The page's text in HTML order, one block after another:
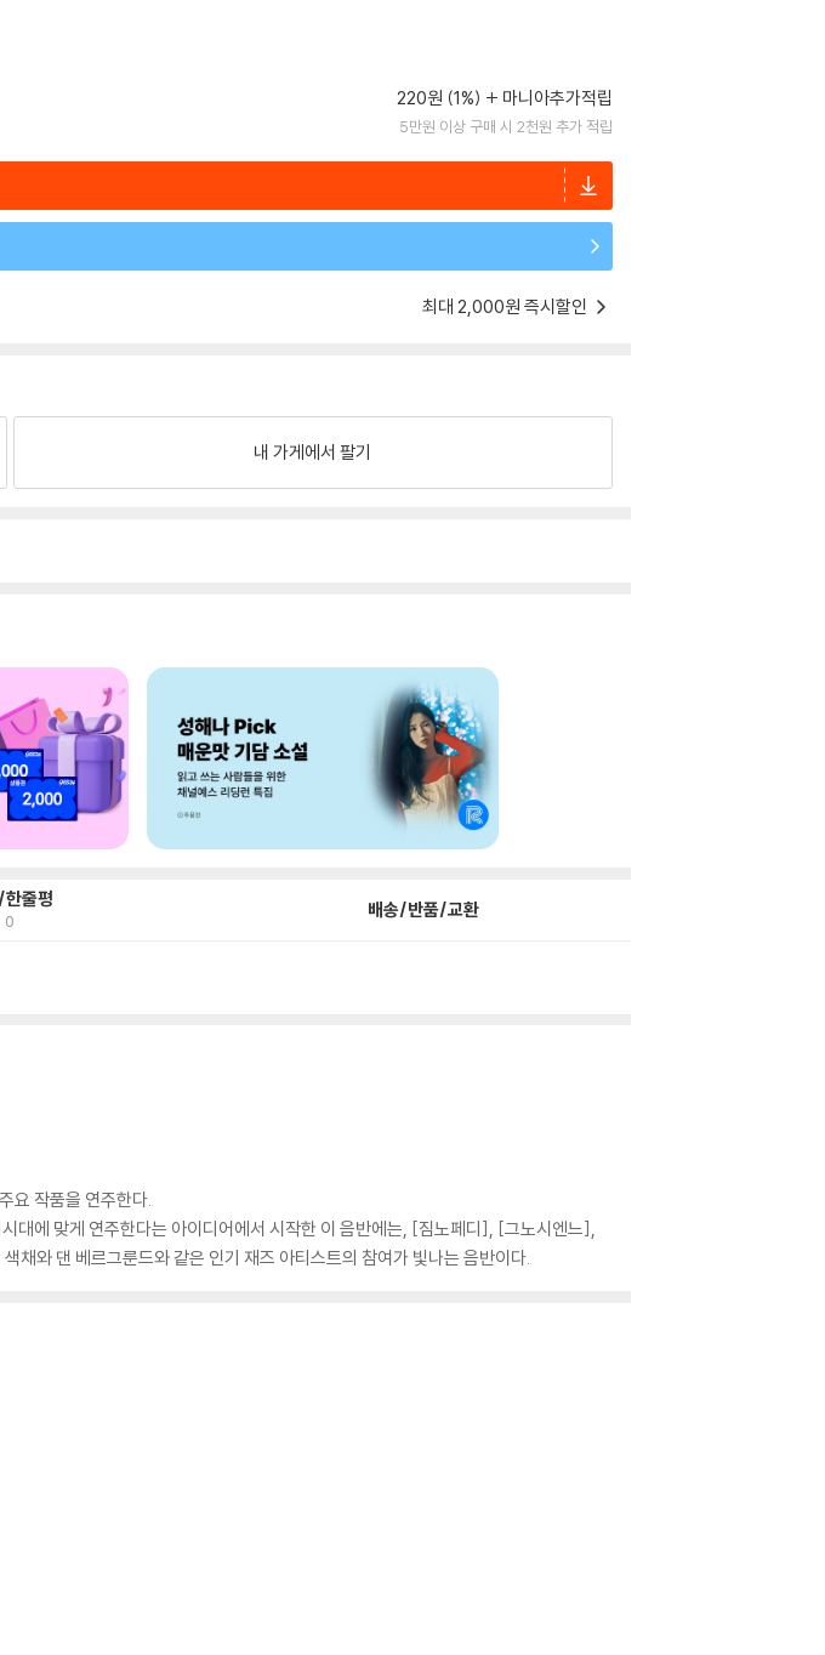
220원 (1%) 마니아추가적립
5만원 이상 구매 시 2천원 추가 적립
최대 2,000원 즉시할인
내 가게에서 팔기
줄평
0 배송/반품/교환
요 작품을 연주한다.
대에 맞게 연주한다는 아이디어에서 시작한 이 음반에는, [짐노페디], [그노시엔느],
채와 댄 베르그룬드와 같은 인기 재즈 아티스트의 참여가 빛나는 음반이다.